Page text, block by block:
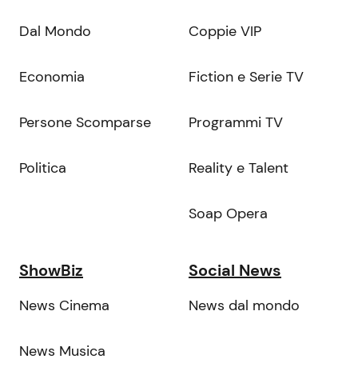
Dal Mondo
Economia
Persone Scomparse
Politica
Coppie VIP
Fiction e Serie TV
Programmi TV
Reality e Talent
Soap Opera
ShowBiz
News Cinema
News Musica
Social News
News dal mondo